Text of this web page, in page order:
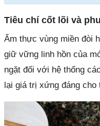
Tiêu chí cốt lõi và
Ẩm thực vùng miền đòi
giữ vững linh hồn của
ngặt đối với hệ thống
lại giá trị xứng đáng cho